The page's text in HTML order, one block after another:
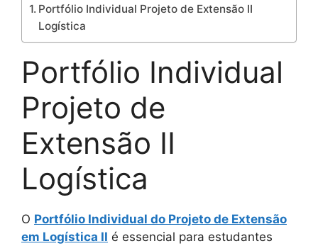
Portfólio Individual Projeto de Extensão II
Logística
Portfólio Individual
Projeto de
Extensão II
Logística
O Portfólio Individual do Projeto de Extensão
em Logística II é essencial para estudantes